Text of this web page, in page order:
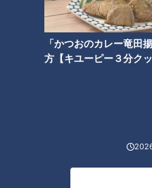
「かつおのカレー竜田
方【キユーピー３分クッ
を応援してきたファンにと
ミスター・ドラゴンズ」と
しごだか」）をリードオフ
正直、リーグ制覇で大満足
葉ロッテマリーンズ）との